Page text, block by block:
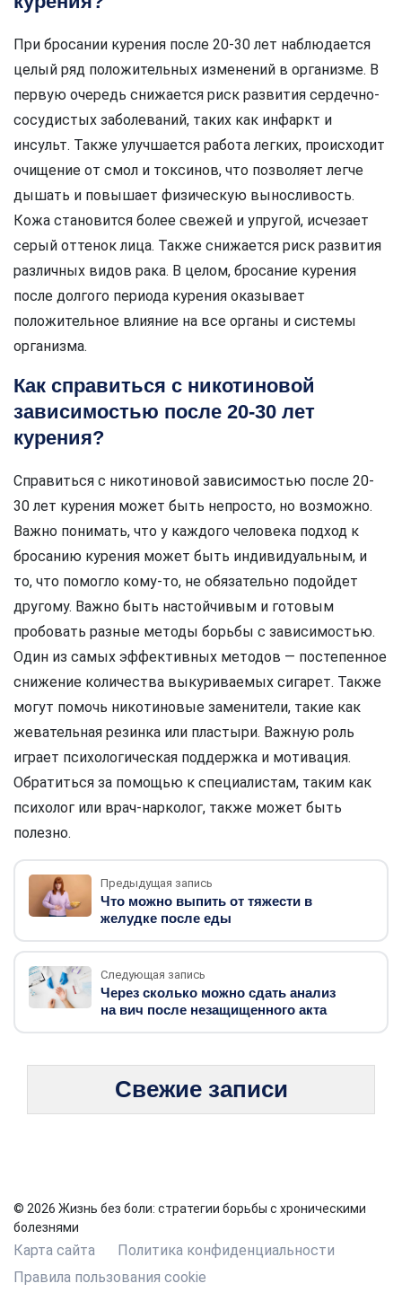
При бросании курения после 20-30 лет наблюдается
целый ряд положительных изменений в организме. В
первую очередь снижается риск развития сердечно-
сосудистых заболеваний, таких как инфаркт и
инсульт. Также улучшается работа легких, происходит
очищение от смол и токсинов, что позволяет легче
дышать и повышает физическую выносливость.
Кожа становится более свежей и упругой, исчезает
серый оттенок лица. Также снижается риск развития
различных видов рака. В целом, бросание курения
после долгого периода курения оказывает
положительное влияние на все органы и системы
организма.
Как справиться с никотиновой
зависимостью после 20-30 лет
курения?
Справиться с никотиновой зависимостью после 20-
30 лет курения может быть непросто, но возможно.
Важно понимать, что у каждого человека подход к
бросанию курения может быть индивидуальным, и
то, что помогло кому-то, не обязательно подойдет
другому. Важно быть настойчивым и готовым
пробовать разные методы борьбы с зависимостью.
Один из самых эффективных методов — постепенное
снижение количества выкуриваемых сигарет. Также
могут помочь никотиновые заменители, такие как
жевательная резинка или пластыри. Важную роль
играет психологическая поддержка и мотивация.
Обратиться за помощью к специалистам, таким как
психолог или врач-нарколог, также может быть
полезно.
Предыдущая запись
Что можно выпить от тяжести в
желудке после еды
Следующая запись
Через сколько можно сдать анализ
на вич после незащищенного акта
Свежие записи
© 2026 Жизнь без боли: стратегии борьбы с хроническими
болезнями
Карта сайта
Политика конфиденциальности
Правила пользования cookie